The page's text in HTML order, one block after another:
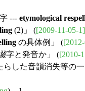
--- etymological
(2)」 ([2009-11-05-1]
の具体例」 (
字と発音か」 ([2010-
した音韻消失等の